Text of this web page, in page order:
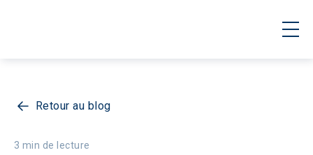
Retour au blog
3 min de lecture